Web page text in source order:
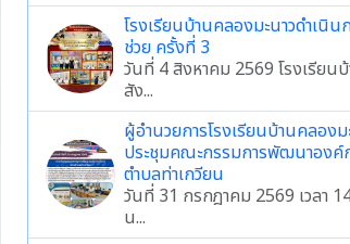
โรงเรียนบ้านคลองมะนาวดำเนิน
ช่วย ครั้งที่ 3
วันที่ 4 สิงหาคม 2569 โรงเรียน
สัง...
ผู้อำนวยการโรงเรียนบ้านคลองม
ประชุมคณะกรรมการพัฒนาองค์
ตำบลท่าเกวียน
วันที่ 31 กรกฎาคม 2569 เวลา
น...